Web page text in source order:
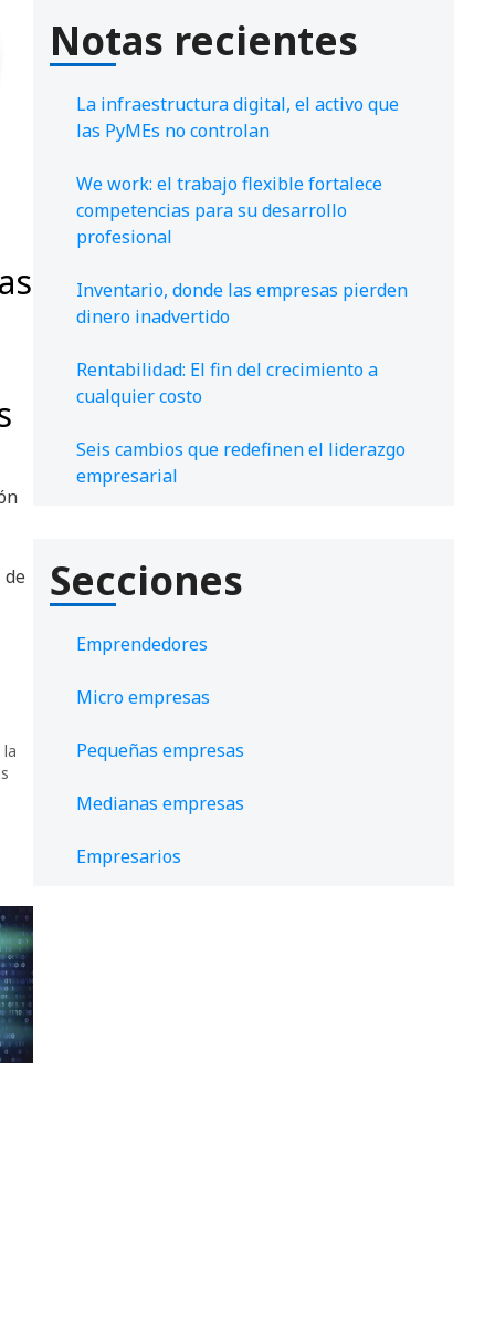
de
Notas recientes
La infraestructura digital, el activo que
las PyMEs no controlan
We work: el trabajo flexible fortalece
competencias para su desarrollo
profesional
Inventario, donde las empresas pierden
dinero inadvertido
Rentabilidad: El fin del crecimiento a
cualquier costo
Seis cambios que redefinen el liderazgo
empresarial
Secciones
Emprendedores
Micro empresas
Pequeñas empresas
Medianas empresas
Empresarios